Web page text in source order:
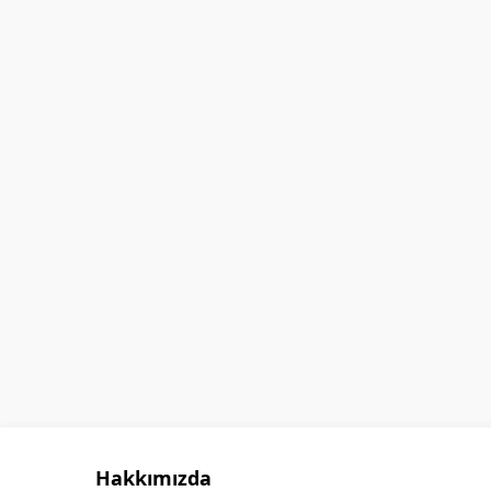
Hakkımızda
GÖKHAN GÖKMEN